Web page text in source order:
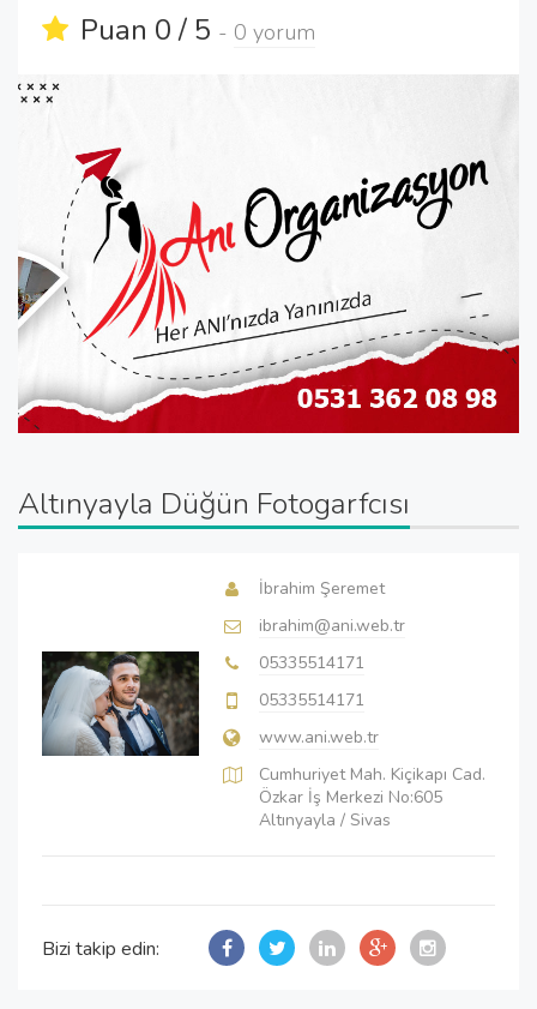
Puan 0 / 5 - 0 yorum
Altınyayla Düğün Fotogarfcısı
İbrahim Şeremet
ibrahim@ani.web.tr
05335514171
05335514171
www.ani.web.tr
Cumhuriyet Mah. Kiçikapı Cad.
Özkar İş Merkezi No:605
Altınyayla / Sivas
Bizi takip edin: